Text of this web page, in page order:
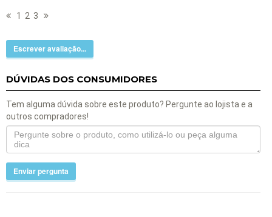
1 2 3
Escrever avaliação...
DÚVIDAS DOS CONSUMIDORES
Tem alguma dúvida sobre este produto? Pergunte ao lojista e a
outros compradores!
Enviar pergunta